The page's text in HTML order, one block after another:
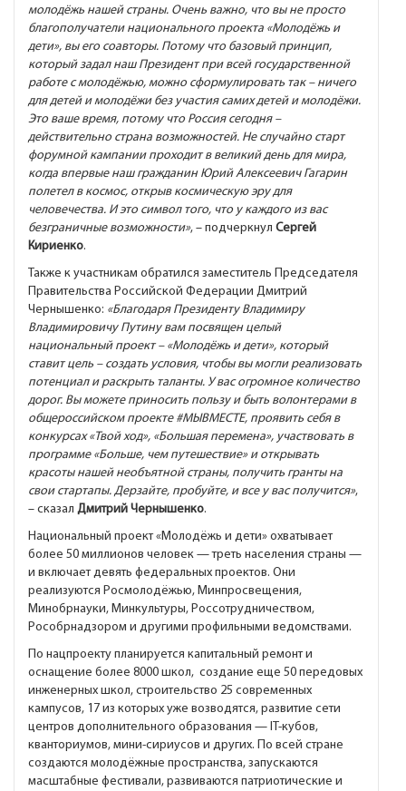
молодёжь нашей страны. Очень важно, что вы не просто
благополучатели национального проекта «Молодёжь и
дети», вы его соавторы. Потому что базовый принцип,
который задал наш Президент при всей государственной
работе с молодёжью, можно сформулировать так – ничего
для детей и молодёжи без участия самих детей и молодёжи.
Это ваше время, потому что Россия сегодня –
действительно страна возможностей. Не случайно старт
форумной кампании проходит в великий день для мира,
когда впервые наш гражданин Юрий Алексеевич Гагарин
полетел в космос, открыв космическую эру для
человечества. И это символ того, что у каждого из вас
безграничные возможности», – подчеркнул Сергей
Кириенко.
Также к участникам обратился заместитель Председателя
Правительства Российской Федерации Дмитрий
Чернышенко: «Благодаря Президенту Владимиру
Владимировичу Путину вам посвящен целый
национальный проект – «Молодёжь и дети», который
ставит цель – создать условия, чтобы вы могли реализовать
потенциал и раскрыть таланты. У вас огромное количество
дорог. Вы можете приносить пользу и быть волонтерами в
общероссийском проекте #МЫВМЕСТЕ, проявить себя в
конкурсах «Твой ход», «Большая перемена», участвовать в
программе «Больше, чем путешествие» и открывать
красоты нашей необъятной страны, получить гранты на
свои стартапы. Дерзайте, пробуйте, и все у вас получится»,
– сказал Дмитрий Чернышенко.
Национальный проект «Молодёжь и дети» охватывает
более 50 миллионов человек — треть населения страны —
и включает девять федеральных проектов. Они
реализуются Росмолодёжью, Минпросвещения,
Минобрнауки, Минкультуры, Россотрудничеством,
Рособрнадзором и другими профильными ведомствами.
По нацпроекту планируется капитальный ремонт и
оснащение более 8000 школ, создание еще 50 передовых
инженерных школ, строительство 25 современных
кампусов, 17 из которых уже возводятся, развитие сети
центров дополнительного образования — IT-кубов,
кванториумов, мини-сириусов и других. По всей стране
создаются молодёжные пространства, запускаются
масштабные фестивали, развиваются патриотические и